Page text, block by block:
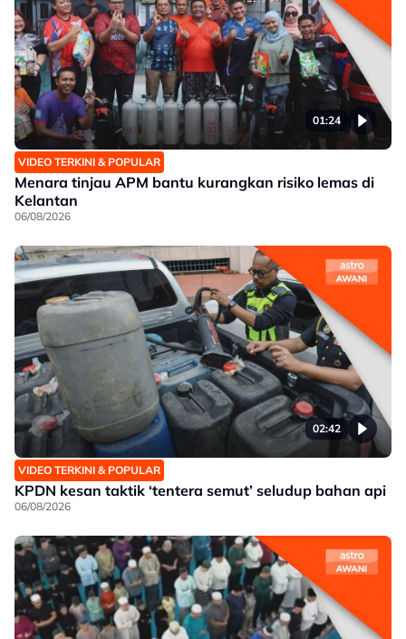
01:24
VIDEO TERKINI & POPULAR
Menara tinjau APM bantu kurangkan risiko lemas di
Kelantan
06/08/2026
02:42
VIDEO TERKINI & POPULAR
KPDN kesan taktik ‘tentera semut’ seludup bahan api
06/08/2026